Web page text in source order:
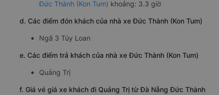
Đức Thành (Kon Tum) khoảng: 3.3 giờ
d. Các điểm đón khách của nhà xe Đức Thành (Kon Tum)
Ngã 3 Túy Loan
e. Các điểm trả khách của nhà xe Đức Thành (Kon Tum)
Quảng Trị
f. Giá vé giá xe khách đi Quảng Trị từ Đà Nẵng Đức Thành